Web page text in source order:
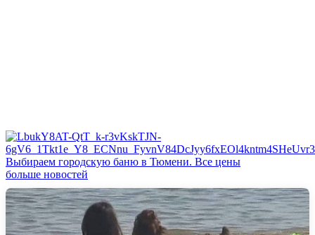
Выбираем городскую баню в Тюмени. Все цены
больше новостей